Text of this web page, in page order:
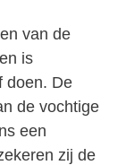
van de
is
doen. De
de vochtige
een
zij de